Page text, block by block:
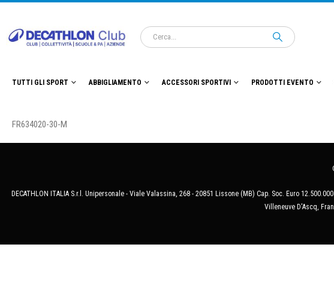
TUTTI GLI SPORT ABBIGLIAMENTO ACCESSORI SPORTIVI PRODOTTI EVENTO
FR634020-30-M
DECATHLON ITALIA S.r.l. Unipersonale - Viale Valassina, 268 - 20851 Lissone (MB) Cap. Soc. Euro
Villeneuve D'Ascq,